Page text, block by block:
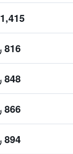
1,415 ﷼
816 ﷼
848 ﷼
866 ﷼
894 ﷼